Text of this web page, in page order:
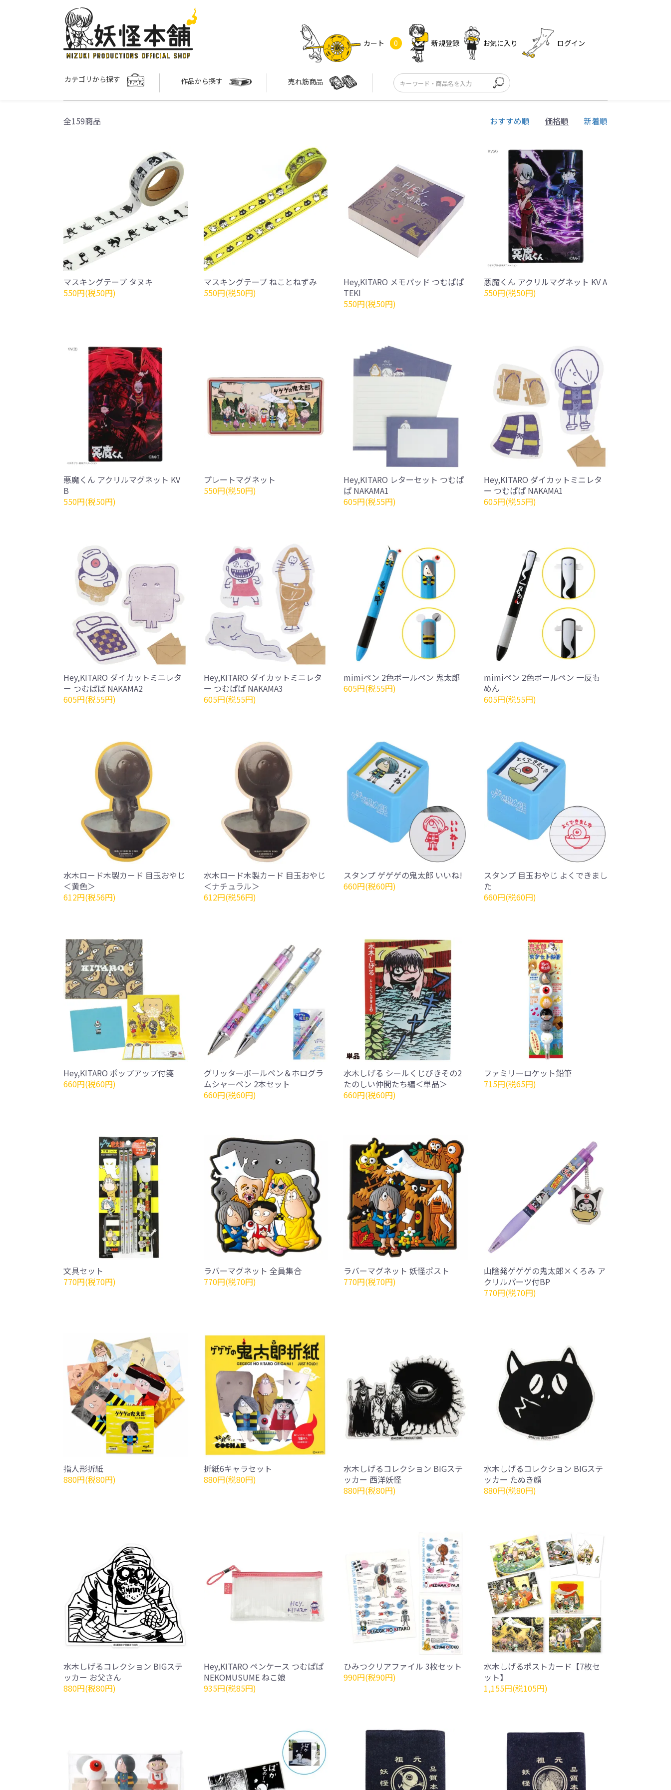
カート 0 新規登録 お気に入り ログイン
カテゴリから探す 作品から探す 売れ筋商品
全159商品 おすすめ順 価格順 新着順
マスキングテープ タヌキ
550円(税50円)
マスキングテープ ねことねずみ
550円(税50円)
Hey,KITARO メモパッド つむぱぱ
TEKI
550円(税50円)
悪魔くん アクリルマグネット KV A
550円(税50円)
悪魔くん アクリルマグネット KV
B
550円(税50円)
プレートマグネット
550円(税50円)
Hey,KITARO レターセット つむぱ
ぱ NAKAMA1
605円(税55円)
Hey,KITARO ダイカットミニレタ
ー つむぱぱ NAKAMA1
605円(税55円)
Hey,KITARO ダイカットミニレタ
ー つむぱぱ NAKAMA2
605円(税55円)
Hey,KITARO ダイカットミニレタ
ー つむぱぱ NAKAMA3
605円(税55円)
mimiペン 2色ボールペン 鬼太郎
605円(税55円)
mimiペン 2色ボールペン 一反も
めん
605円(税55円)
水木ロード木製カード 目玉おやじ
＜黄色＞
612円(税56円)
水木ロード木製カード 目玉おやじ
＜ナチュラル＞
612円(税56円)
スタンプ ゲゲゲの鬼太郎 いいね!
660円(税60円)
スタンプ 目玉おやじ よくできまし
た
660円(税60円)
Hey,KITARO ポップアップ付箋
660円(税60円)
グリッターボールペン＆ホログラ
ムシャーペン 2本セット
660円(税60円)
水木しげる シールくじびきその2
たのしい仲間たち編＜単品＞
660円(税60円)
ファミリーロケット鉛筆
715円(税65円)
文具セット
770円(税70円)
ラバーマグネット 全員集合
770円(税70円)
ラバーマグネット 妖怪ポスト
770円(税70円)
山陰発ゲゲゲの鬼太郎×くろみ ア
クリルパーツ付BP
770円(税70円)
指人形折紙
880円(税80円)
折紙6キャラセット
880円(税80円)
水木しげるコレクション BIGステ
ッカー 西洋妖怪
880円(税80円)
水木しげるコレクション BIGステ
ッカー たぬき顔
880円(税80円)
水木しげるコレクション BIGステ
ッカー お父さん
880円(税80円)
Hey,KITARO ペンケース つむぱぱ
NEKOMUSUME ねこ娘
935円(税85円)
ひみつクリアファイル 3枚セット
990円(税90円)
水木しげるポストカード【7枚セ
ット】
1,155円(税105円)